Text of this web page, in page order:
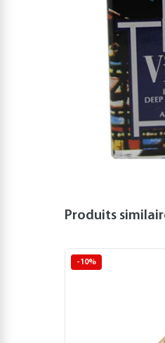
Produits
-10%